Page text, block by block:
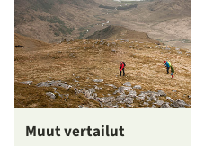
Muut vertailut